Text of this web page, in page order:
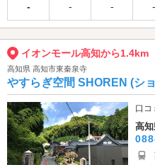
-
-
-
-
イオンモール高知から1.4km
高知県 高知市東秦泉寺
やすらぎ空間 SHOREN (シ
口コ
高